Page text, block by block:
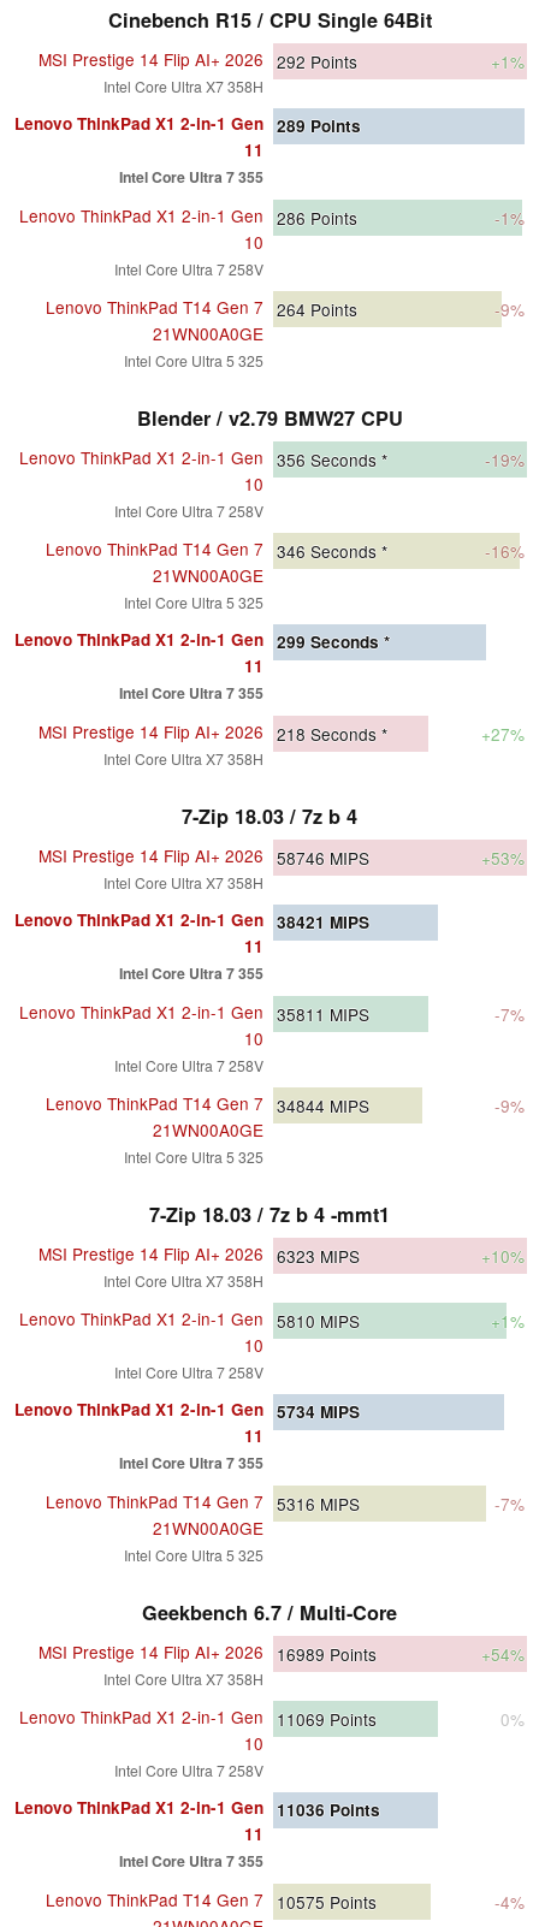
Cinebench R15 / CPU Single 64Bit
MSI Prestige 14 Flip AI+ 2026
Intel Core Ultra X7 358H
292 Points +1%
Lenovo ThinkPad X1 2-in-1 Gen
11
Intel Core Ultra 7 355
289 Points
Lenovo ThinkPad X1 2-in-1 Gen
10
Intel Core Ultra 7 258V
286 Points -1%
Lenovo ThinkPad T14 Gen 7
21WN00A0GE
Intel Core Ultra 5 325
264 Points -9%
Blender / v2.79 BMW27 CPU
Lenovo ThinkPad X1 2-in-1 Gen
10
Intel Core Ultra 7 258V
356 Seconds * -19%
Lenovo ThinkPad T14 Gen 7
21WN00A0GE
Intel Core Ultra 5 325
346 Seconds * -16%
Lenovo ThinkPad X1 2-in-1 Gen
11
Intel Core Ultra 7 355
299 Seconds *
MSI Prestige 14 Flip AI+ 2026
Intel Core Ultra X7 358H
218 Seconds * +27%
7-Zip 18.03 / 7z b 4
MSI Prestige 14 Flip AI+ 2026
Intel Core Ultra X7 358H
58746 MIPS +53%
Lenovo ThinkPad X1 2-in-1 Gen
11
Intel Core Ultra 7 355
38421 MIPS
Lenovo ThinkPad X1 2-in-1 Gen
10
Intel Core Ultra 7 258V
35811 MIPS -7%
Lenovo ThinkPad T14 Gen 7
21WN00A0GE
Intel Core Ultra 5 325
34844 MIPS -9%
7-Zip 18.03 / 7z b 4 -mmt1
MSI Prestige 14 Flip AI+ 2026
Intel Core Ultra X7 358H
6323 MIPS +10%
Lenovo ThinkPad X1 2-in-1 Gen
10
Intel Core Ultra 7 258V
5810 MIPS +1%
Lenovo ThinkPad X1 2-in-1 Gen
11
Intel Core Ultra 7 355
5734 MIPS
Lenovo ThinkPad T14 Gen 7
21WN00A0GE
Intel Core Ultra 5 325
5316 MIPS -7%
Geekbench 6.7 / Multi-Core
MSI Prestige 14 Flip AI+ 2026
Intel Core Ultra X7 358H
16989 Points +54%
Lenovo ThinkPad X1 2-in-1 Gen
10
Intel Core Ultra 7 258V
11069 Points 0%
Lenovo ThinkPad X1 2-in-1 Gen
11
Intel Core Ultra 7 355
11036 Points
Lenovo ThinkPad T14 Gen 7
10575 Points -4%